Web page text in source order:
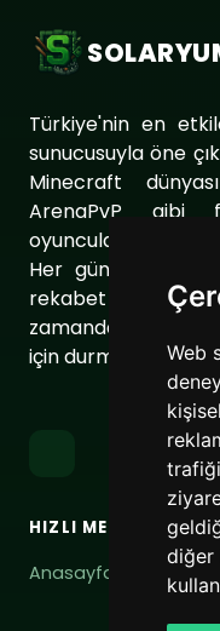
Web
diğer
Türkiye'nin en
sunucusuyla öne
Minecraft
ArenaPvP gibi
oyuncularımıza
Her gün
rekabet dolu ve
zamanda
için durmaksızın
HIZLI MENÜ
Anasayfa